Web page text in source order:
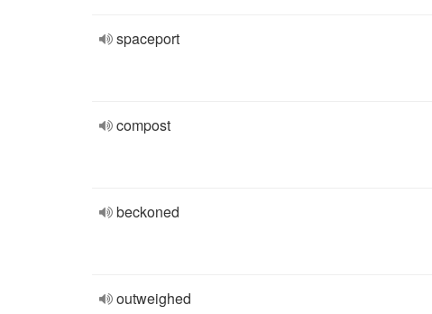
spaceport
compost
beckoned
outweighed